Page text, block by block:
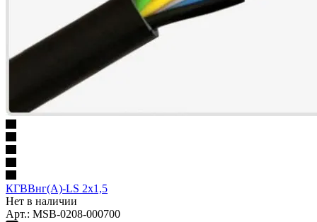
КГВВнг(А)-LS 2х1,5
Нет в наличии
Арт.: MSB-0208-000700